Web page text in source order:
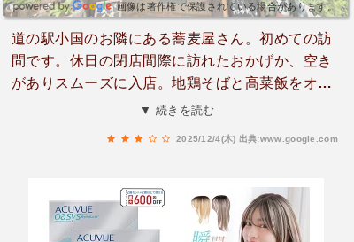
画像は著作権で保護されている場合があります。
道の駅小国のお隣にある蕎麦屋さん。初めての訪
問です。休日の閉店間際に訪れたおかげか、空き
がありスムーズに入店。地鶏そばと高菜飯をオー
ダー。十割そばのためか一本一本がとても短いで
で、そういうものなのかもしれません。
▼ 続きを読む
2025/12/4(木) 出典:www.google.com